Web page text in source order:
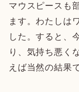
マウスピースも
ます。わたしは
した。すると、
り、気持ち悪く
えば当然の結果